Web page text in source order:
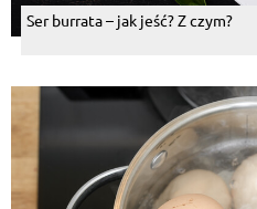
Ser burrata – jak jeść? Z czym?